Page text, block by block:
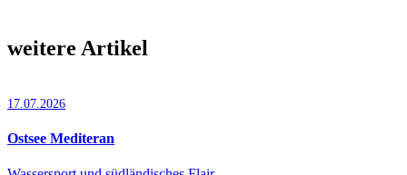
weitere Artikel
17.07.2026
Ostsee Mediteran